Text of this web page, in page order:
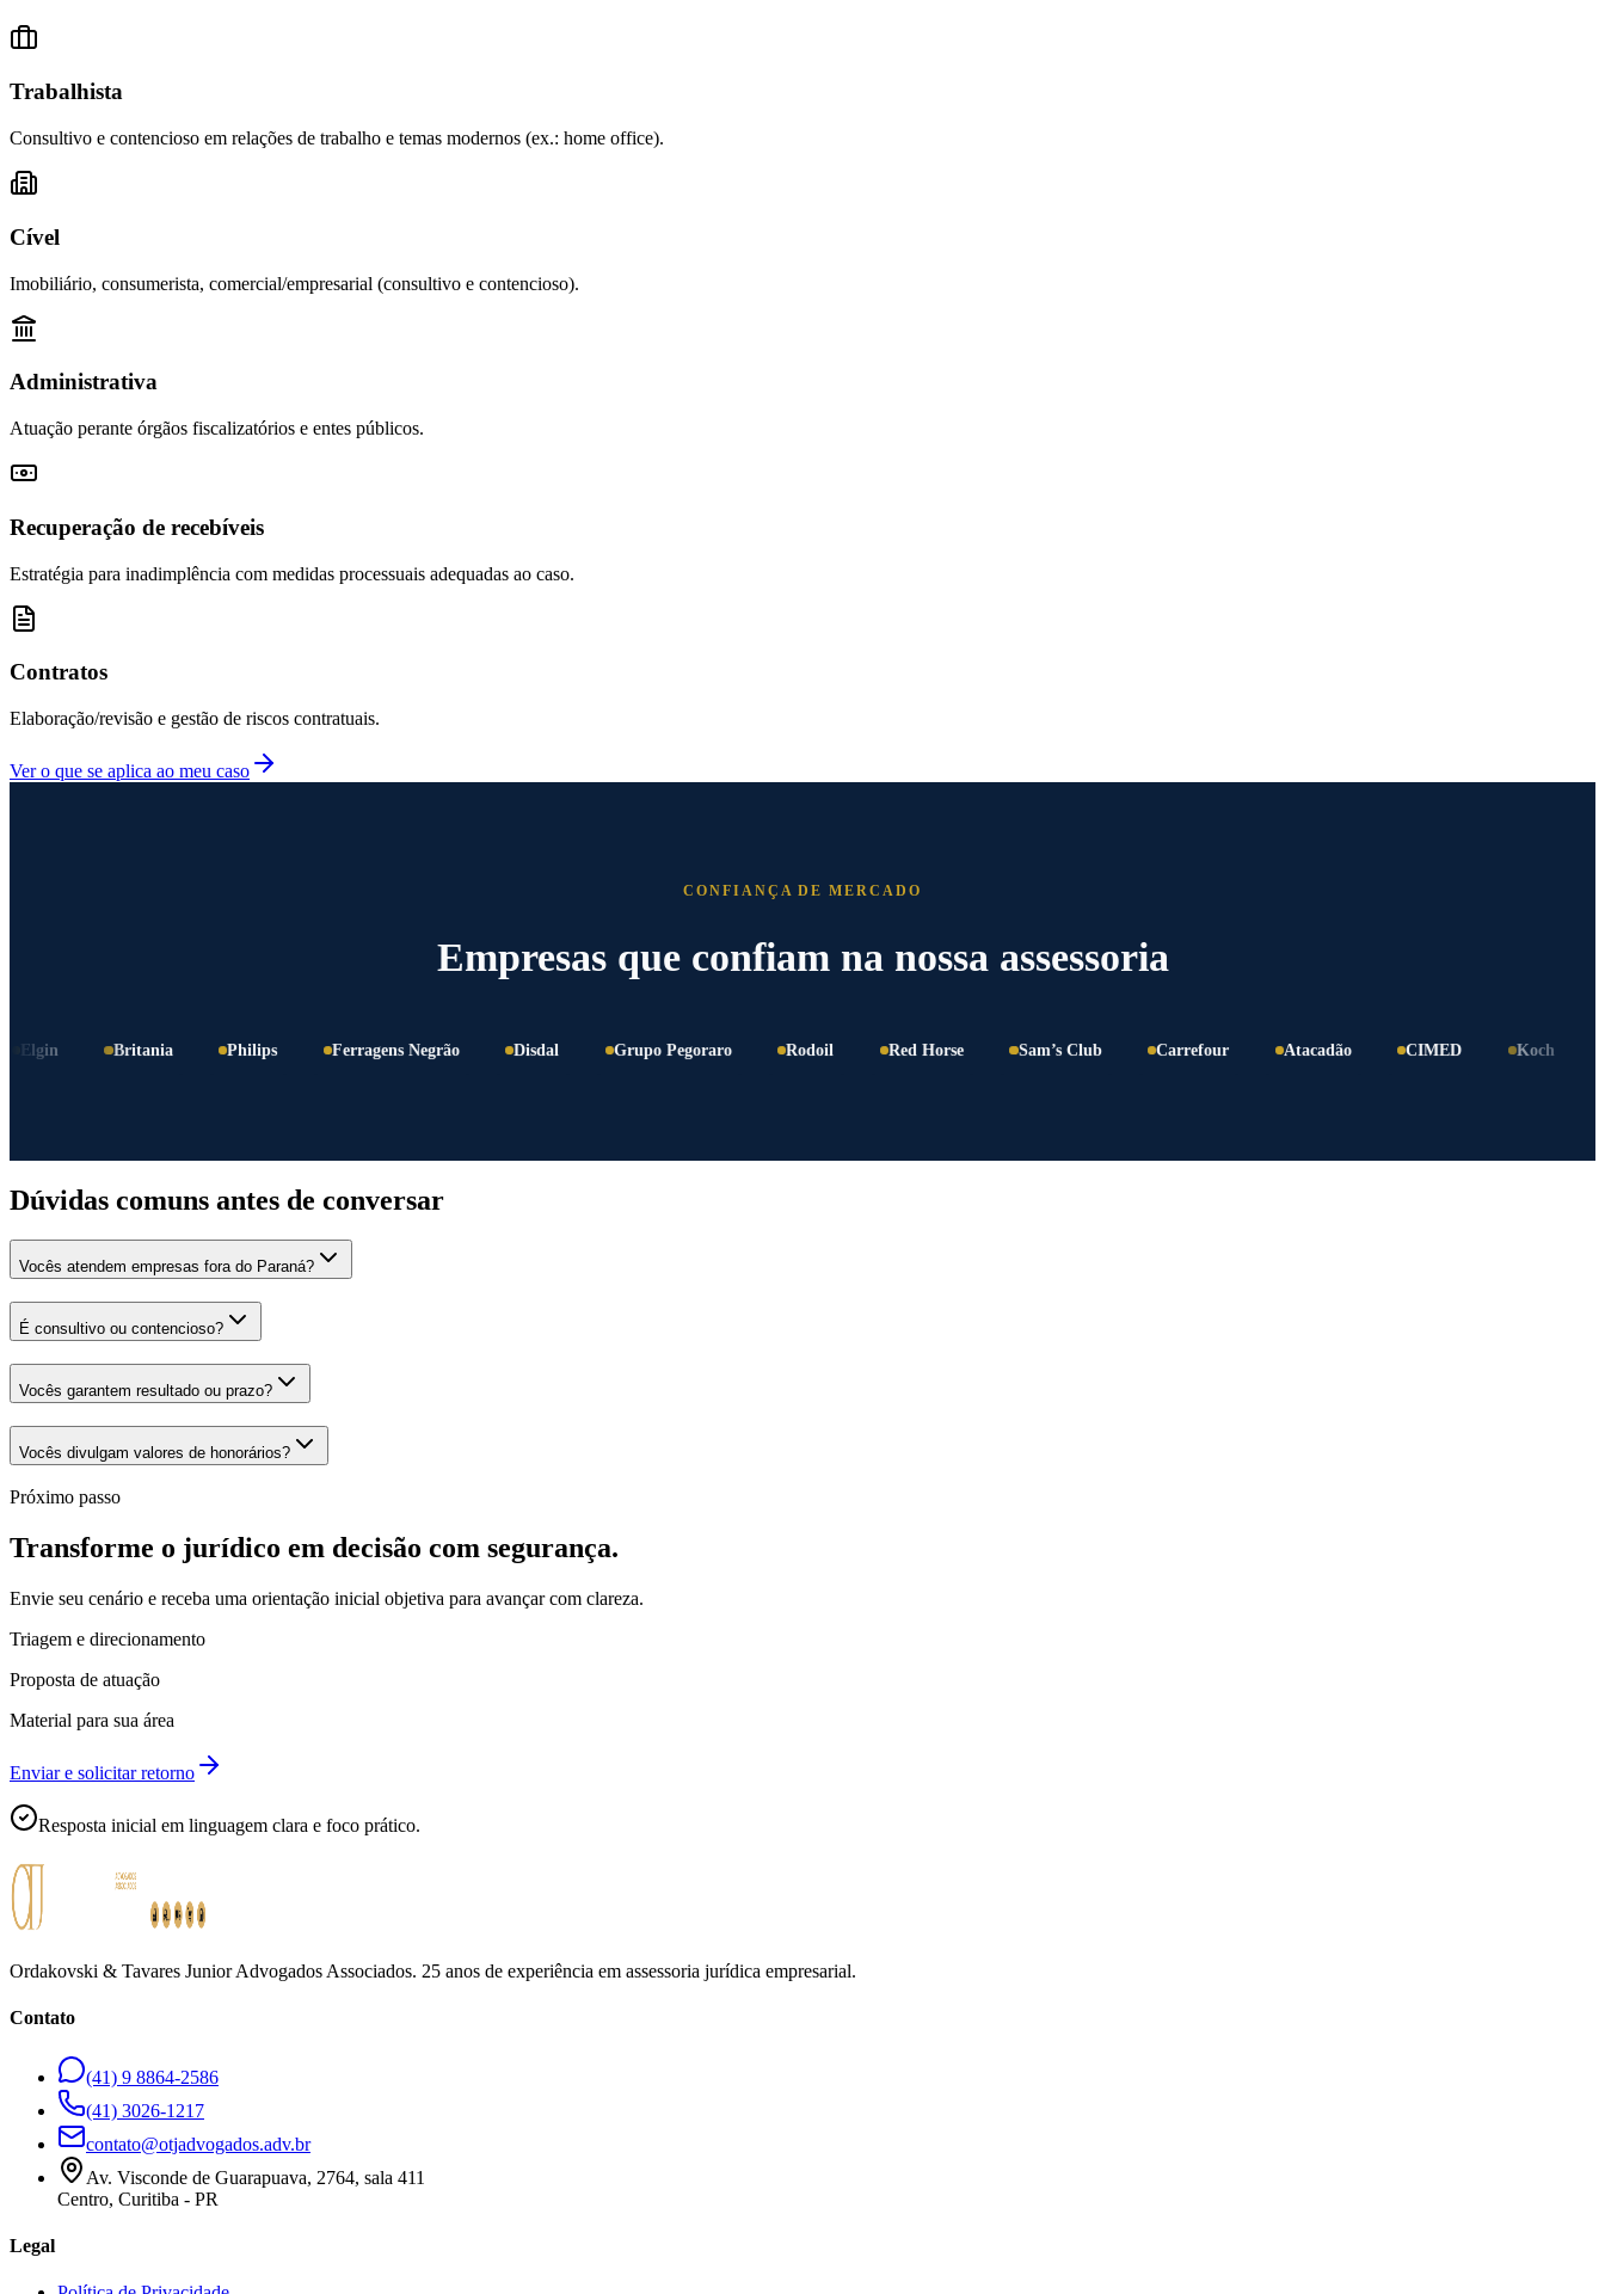
Trabalhista
Consultivo e contencioso em relações de trabalho e temas modernos (ex.: home office).
Cível
Imobiliário, consumerista, comercial/empresarial (consultivo e contencioso).
Administrativa
Atuação perante órgãos fiscalizatórios e entes públicos.
Recuperação de recebíveis
Estratégia para inadimplência com medidas processuais adequadas ao caso.
Contratos
Elaboração/revisão e gestão de riscos contratuais.
Ver o que se aplica ao meu caso
CONFIANÇA DE MERCADO
Empresas que confiam na nossa assessoria
Britania Philips Ferragens Negrão Disdal Grupo Pegoraro Rodoil Red Horse Sam’s Club Carrefour Atacadão CIMED Koch
Dúvidas comuns antes de conversar
Vocês atendem empresas fora do Paraná?
É consultivo ou contencioso?
Vocês garantem resultado ou prazo?
Vocês divulgam valores de honorários?
Próximo passo
Transforme o jurídico em decisão com segurança.
Envie seu cenário e receba uma orientação inicial objetiva para avançar com clareza.
Triagem e direcionamento
Proposta de atuação
Material para sua área
Enviar e solicitar retorno
Resposta inicial em linguagem clara e foco prático.
Ordakovski & Tavares Junior Advogados Associados. 25 anos de experiência em assessoria jurídica empresarial.
Contato
(41) 9 8864-2586
(41) 3026-1217
contato@otjadvogados.adv.br
Av. Visconde de Guarapuava, 2764, sala 411
Centro, Curitiba - PR
Legal